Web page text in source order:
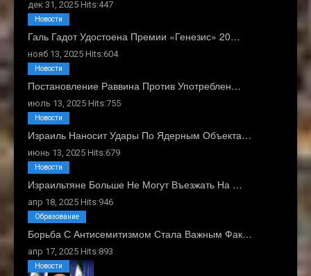
дек 31, 2025 Hits:447
Галь Гадот Удостоена Премии «Генезис» 20…
нояб 13, 2025 Hits:604
Новости
Постановление Раввина Против Употреблен…
июль 13, 2025 Hits:755
Новости
Израиль Наносит Удары По Ядерным Объекта…
июнь 13, 2025 Hits:679
Новости
Израильтяне Больше Не Могут Въезжать На …
апр 18, 2025 Hits:946
Новости
Борьба С Антисемитизмом Стала Важным Фак…
апр 17, 2025 Hits:893
Образование
Новости